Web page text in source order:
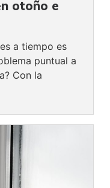
otoño e
a tiempo es
puntual a
Con la